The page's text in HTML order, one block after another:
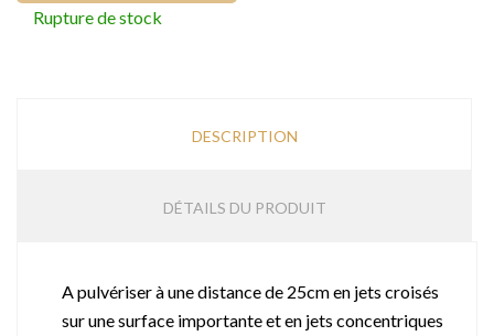
Rupture de stock
DESCRIPTION
DÉTAILS DU PRODUIT
A pulvériser à une distance de 25cm en jets croisés
sur une surface importante et en jets concentriques